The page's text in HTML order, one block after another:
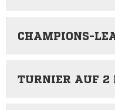
CHAMPIONS-
TURNIER AUF 2